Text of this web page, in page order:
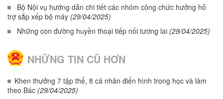
Bộ Nội vụ hướng dẫn chi tiết các nhóm công chức hưởng hỗ
trợ sắp xếp bộ máy (29/04/2025)
Những con đường huyền thoại tiếp nối tương lai (29/04/2025)
NHỮNG TIN CŨ HƠN
Khen thưởng 7 tập thể, 8 cá nhân điển hình trong học và làm
theo Bác (29/04/2025)